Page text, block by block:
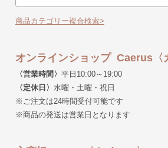
商品カテゴリー複合検索>
オンラインショップ Caerus〈
〈営業時間〉 平日10:00～19:00
〈定休日〉 水曜・土曜・祝日
※ご注文は24時間受付可能です
※商品の発送は営業日となります